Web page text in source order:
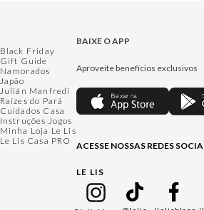
Black Friday
Gift Guide
Namorados
Japão
Julián Manfredi
Raízes do Pará
Cuidados Casa
Instruções Jogos
Minha Loja Le Lis
Le Lis Casa PRO
BAIXE O APP
Aproveite benefícios exclusivos
ACESSE NOSSAS REDES
LE LIS